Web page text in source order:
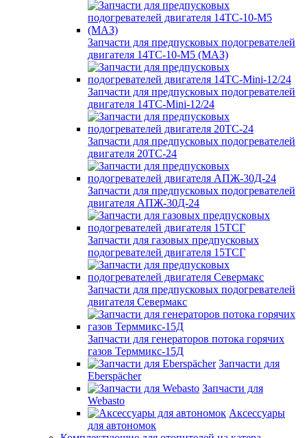
Запчасти для предпусковых подогревателей
двигателя 14ТС-10-М5 (МАЗ)
Запчасти для предпусковых подогревателей
двигателя 14ТС-Mini-12/24
Запчасти для предпусковых подогревателей
двигателя 20ТС-24
Запчасти для предпусковых подогревателей
двигателя АПЖ-30Д-24
Запчасти для газовых предпусковых
подогревателей двигателя 15ТСГ
Запчасти для предпусковых подогревателей
двигателя Севермакс
Запчасти для генераторов потока горячих
газов Терммикс-15Д
Запчасти для
Eberspächer
Запчасти для
Webasto
Аксессуары
для автономок